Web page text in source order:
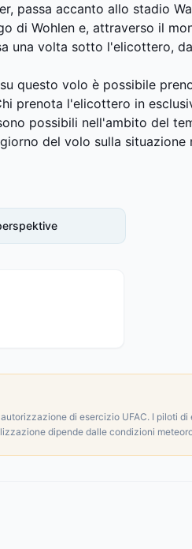
passa accanto allo stadio
di Wohlen e, attraverso il
una volta sotto l'elicottero,
questo volo è possibile
prenota l'elicottero in
possibili nell'ambito del
del volo sulla situazione
di esercizio UFAC. I piloti
dipende dalle condizioni